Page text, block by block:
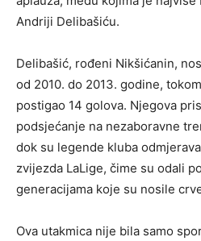
Andriji Delibašiću.
Delibašić, rođeni Nikšićanin,
od 2010. do 2013. godine,
postigao 14 golova. Njegova
podsjećanje na nezaboravne
dok su legende kluba
zvijezda LaLige, čime su odali
generacijama koje su nosile
Ova utakmica nije bila samo